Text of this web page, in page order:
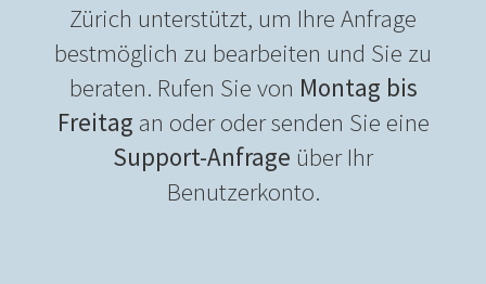
Zürich unterstützt, um Ihre Anfrage
bestmöglich zu bearbeiten und Sie zu
beraten. Rufen Sie von Montag bis
Freitag an oder oder senden Sie eine
Support-Anfrage über Ihr
Benutzerkonto.